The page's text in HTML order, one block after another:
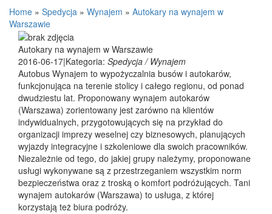
Home » Spedycja » Wynajem » Autokary na wynajem w
Warszawie
Autokary na wynajem w Warszawie
2016-06-17|Kategoria: Spedycja / Wynajem
Autobus Wynajem to wypożyczalnia busów i autokarów,
funkcjonująca na terenie stolicy i całego regionu, od ponad
dwudziestu lat. Proponowany wynajem autokarów
(Warszawa) zorientowany jest zarówno na klientów
indywidualnych, przygotowujących się na przykład do
organizacji imprezy weselnej czy biznesowych, planujących
wyjazdy integracyjne i szkoleniowe dla swoich pracowników.
Niezależnie od tego, do jakiej grupy należymy, proponowane
usługi wykonywane są z przestrzeganiem wszystkim norm
bezpieczeństwa oraz z troską o komfort podróżujących. Tani
wynajem autokarów (Warszawa) to usługa, z której
korzystają też biura podróży.